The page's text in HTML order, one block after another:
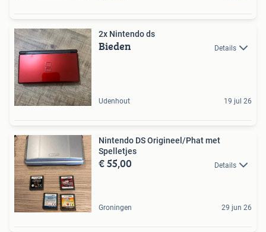
2x Nintendo ds
Bieden Details
Udenhout 19 jul 26
Nintendo DS Origineel/Phat met
Spelletjes
€ 55,00 Details
Groningen 29 jun 26